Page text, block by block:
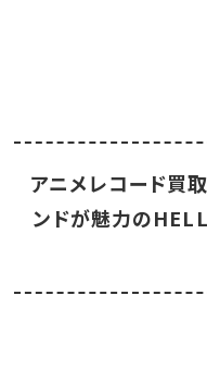
アニメレコード買
ンドが魅力の